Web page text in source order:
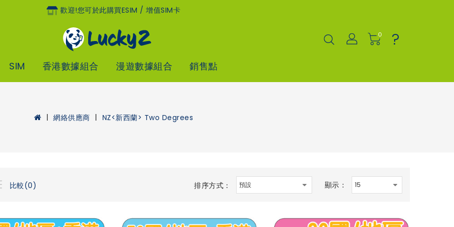
歡迎!您可於此購買eSIM / 增值SIM卡
0 ?
SIM 香港數據組合 漫遊數據組合 銷售點
網絡供應商 NZ<新西蘭> Two Degrees
比較(0) 排序方式： 顯示：